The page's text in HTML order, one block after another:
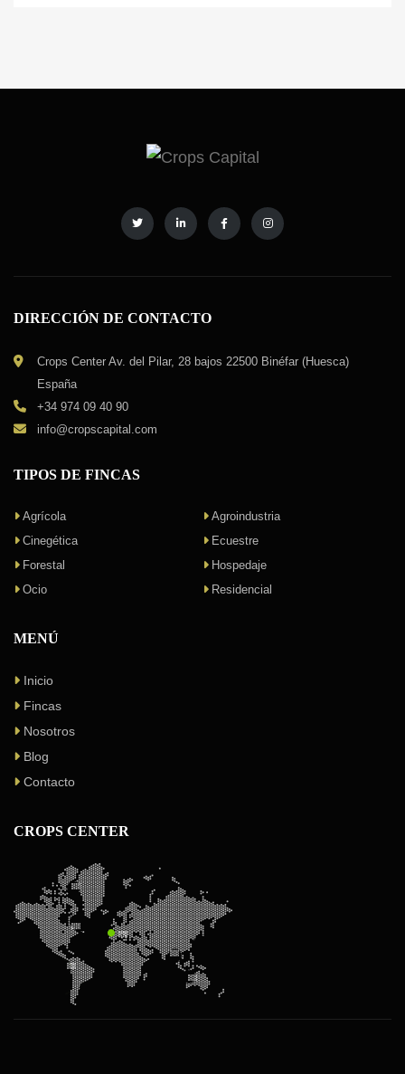
DIRECCIÓN DE CONTACTO
Crops Center Av. del Pilar, 28 bajos 22500 Binéfar (Huesca)
España
+34 974 09 40 90
info@cropscapital.com
TIPOS DE FINCAS
Agrícola
Agroindustria
Cinegética
Ecuestre
Forestal
Hospedaje
Ocio
Residencial
MENÚ
Inicio
Fincas
Nosotros
Blog
Contacto
CROPS CENTER